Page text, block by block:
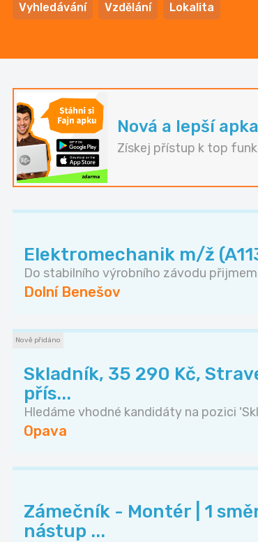
Vyhledávání Vzdělání Lokalita
Nová a lepší
Získej přístup k top
Elektromechanik m/ž
Do stabilního výrobního závodu
Dolní Benešov
Nově přidáno
Skladník, 35 290 Kč,
přís...
Hledáme vhodné kandidáty na pozici
Opava
Zámečník - Montér | 1
nástup ...